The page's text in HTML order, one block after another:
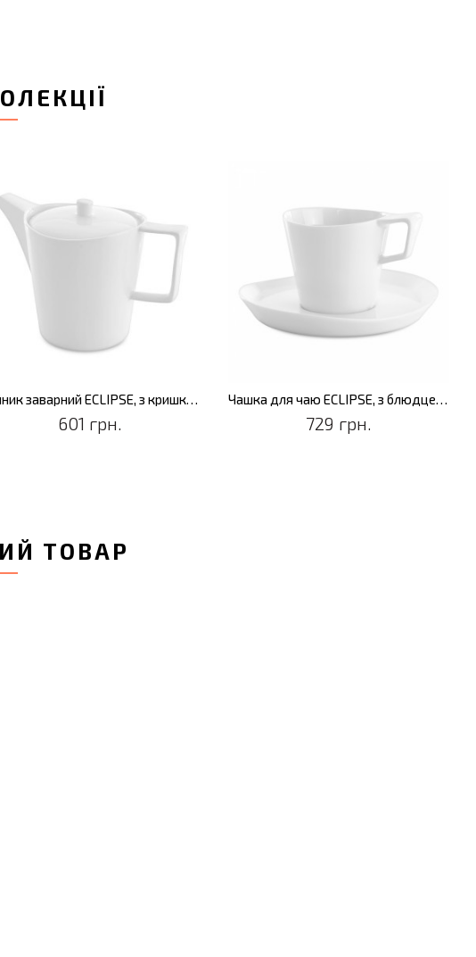
601 грн. 729 грн.
ТОВАР